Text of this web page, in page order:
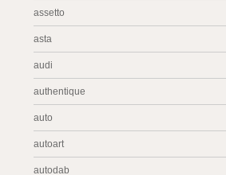
assetto
asta
audi
authentique
auto
autoart
autodab